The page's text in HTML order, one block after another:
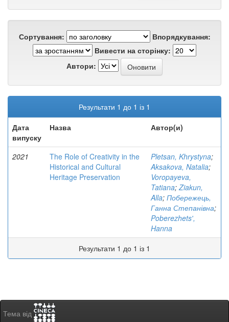
Сортування:
Впорядкування:
Вивести на сторінку:
Автори:
Результати 1 до 1 із 1
Дата
випуску
Назва Автор(и)
2021
The Role of Creativity in the
Historical and Cultural
Heritage Preservation
Pletsan, Khrystyna;
Aksakova, Natalia;
Voropayeva,
Tatiana;Ziakun,
Alla; Побережець,
Ганна Степанівна;
Poberezhetsʹ,
Hanna
Результати 1 до 1 із 1
Тема від